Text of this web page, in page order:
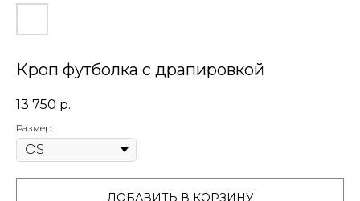
Кроп футболка с драпировкой
13 750 р.
Размер:
ДОБАВИТЬ В КОРЗИНУ